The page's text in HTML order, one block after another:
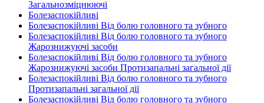
Загальнозміцнюючі
Болезаспокійливі
Болезаспокійливі Від болю головного та зубного
Болезаспокійливі Від болю головного та зубного
Жарознижуючі засоби
Болезаспокійливі Від болю головного та зубного
Жарознижуючі засоби Протизапальні загальної дії
Болезаспокійливі Від болю головного та зубного
Протизапальні загальної дії
Болезаспокійливі Від болю головного та зубного